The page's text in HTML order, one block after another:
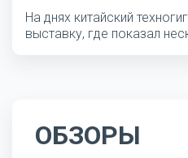
На днях китайский
выставку, где показал
ОБЗОРЫ